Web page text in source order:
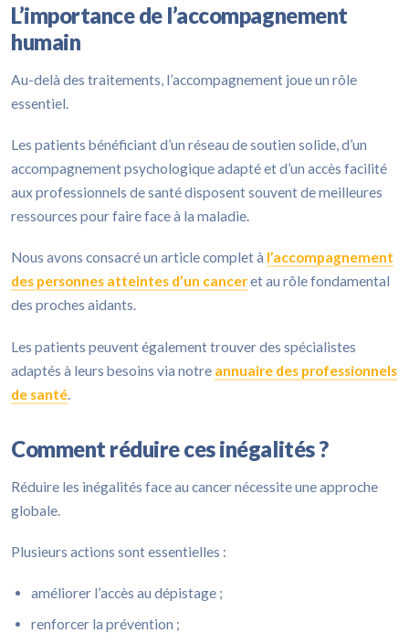
L’importance de l’accompagnement
humain
Au-delà des traitements, l’accompagnement joue un rôle
essentiel.
Les patients bénéficiant d’un réseau de soutien solide, d’un
accompagnement psychologique adapté et d’un accès facilité
aux professionnels de santé disposent souvent de meilleures
ressources pour faire face à la maladie.
Nous avons consacré un article complet à l’accompagnement
des personnes atteintes d’un canceret au rôle fondamental
des proches aidants.
Les patients peuvent également trouver des spécialistes
adaptés à leurs besoins via notre annuaire des professionnels
de santé
Comment réduire ces inégalités ?
Réduire les inégalités face au cancer nécessite une approche
globale.
Plusieurs actions sont essentielles :
améliorer l’accès au dépistage ;
renforcer la prévention ;